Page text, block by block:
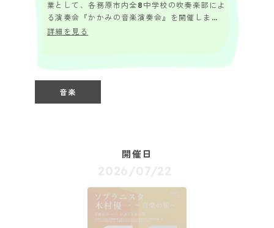
業として、各務原市内全8中学校の吹奏楽部によ
る演奏会『かかみの音楽演奏会』を開催しま
す。 中学生が日頃の練習成果を披露！！ この
詳細を見る
音楽
開催日